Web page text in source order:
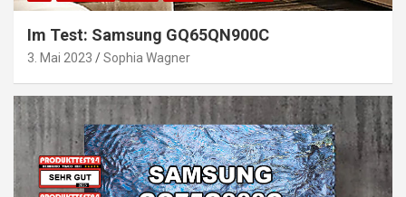
Im Test: Samsung GQ65QN900C
3. Mai 2023 Sophia Wagner